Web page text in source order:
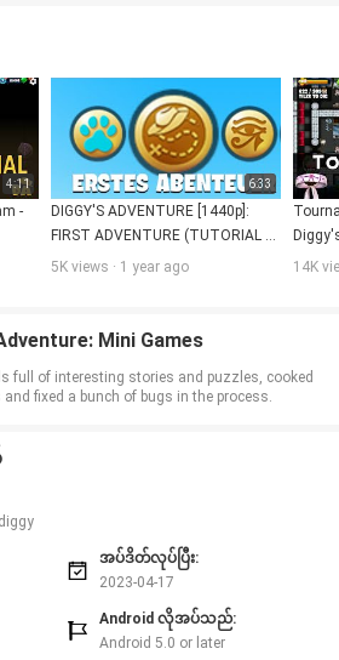
သည်။သင်၏ကိုယ်ပိုင်စခန်းတွင်ရှိသည်။ ▶
းဝင်္
တကယ်ရှေးဟောင်းသုတေသနပညာရှင်တစ် ဦး ကဲ့သို့ပြုမူ
င့်လှစ်ရန်သင်၏သဲလွန်စများသို့မဟုတ်သော့ကိုသုံးပါ။
ကိုရှာပါယုတ္တိဗေဒပဟေ les ိများကိုဖြေရှင်းရန်
သများနှင့်အဆင့်ဆင့်ကိုစူးစမ်းလေ့လာပါ။
းကိုဖြေရှင်းခြင်းအားဖြင့်သင်လာမည့်စွန့်စားမှု
စ်များကိုပြုလုပ်သောအခါစွမ်းအင်အသစ်များကို
တွက်အသုံးပြုနိုင်သောပဟေ foods ိများများ
းများနှင့်ဝှက်ထားသောအရာဝတ္ထုများကိုသင်ရရှိ
နှင့်ဤပဟေ mear adverture
ေရာများနှင့်လျှို့ဝှက်ချက်များကိုရှာဖွေတွေ့ရှိပါ
ာင်ရုံများ, သင်္ချိုင်းများ, သော့ဖွင့်ခြင်းနှင့်
းဂိမ်းတွင်စွမ်းအင်အသစ်စက်စက်နှုန်းသို့မဟုတ်အများ
ပါ။မှန်ကန်သောလမ်းကြောင်းအတိုင်း လိုက်. ထွက်ပြေး
စွန့်စားခန်းဂိမ်းများကိုမေ့သွားပါ။အထူး
ာသင်္ချိုင်းများနှင့်ဤ Mini Game-Filled
နှင့်ဤစွန့်စားခန်းဂိမ်းတွင်သင်၏စခန်းကို
န်မမေ့ပါနှင့်။
င်မှုကိုဖြေရှင်းရန်!အပေါ်စွန့်စားမှု!ယုတ္တိဗေဒ
စားမှု!Jigsaws & amp အပြည့်အဝဤ
စိန်ခေါ်မှုရှာဖွေမှုအဆင့်ဆင့်!
များမှသင်၏စွန့်စားမှုအပေါ်အကြံပြုချက်များ
ရှိပါသလား။ကျွန်ုပ်တို့၏ဂရုစိုက်တတ်သောလူမှုရေး
းကိုကြားလိုကြသည်။
4:11
-
6:33
DIGGY'S ADVENTURE [1440p]:
FIRST ADVENTURE (TUTORIAL
2025 MOBILE ONLY) | PALANTIS
5K views · 1 year ago
14K
Mini Games
full of interesting stories and puzzles, cooked
fixed a bunch of bugs in the process.
အပ်ဒိတ်လုပ်ပြီး:
2023-04-17
Android လိုအပ်သည်:
Android 5.0 or later